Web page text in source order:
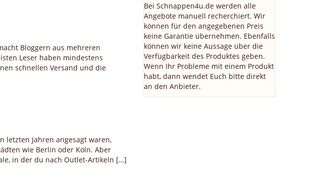
Bloggern aus mehreren
Leser haben mindestens
schnellen Versand und die
letzten Jahren angesagt waren,
wie Berlin oder Köln. Aber
in der du nach Outlet-Artikeln […]
Bei Schnappen4u.de werden alle
Angebote manuell recherchiert. Wir
können für den angegebenen Preis
keine Garantie übernehmen. Ebenfalls
können wir keine Aussage über die
Verfügbarkeit des Produktes geben.
Wenn Ihr Probleme mit einem Produkt
habt, dann wendet Euch bitte direkt
an den Anbieter.